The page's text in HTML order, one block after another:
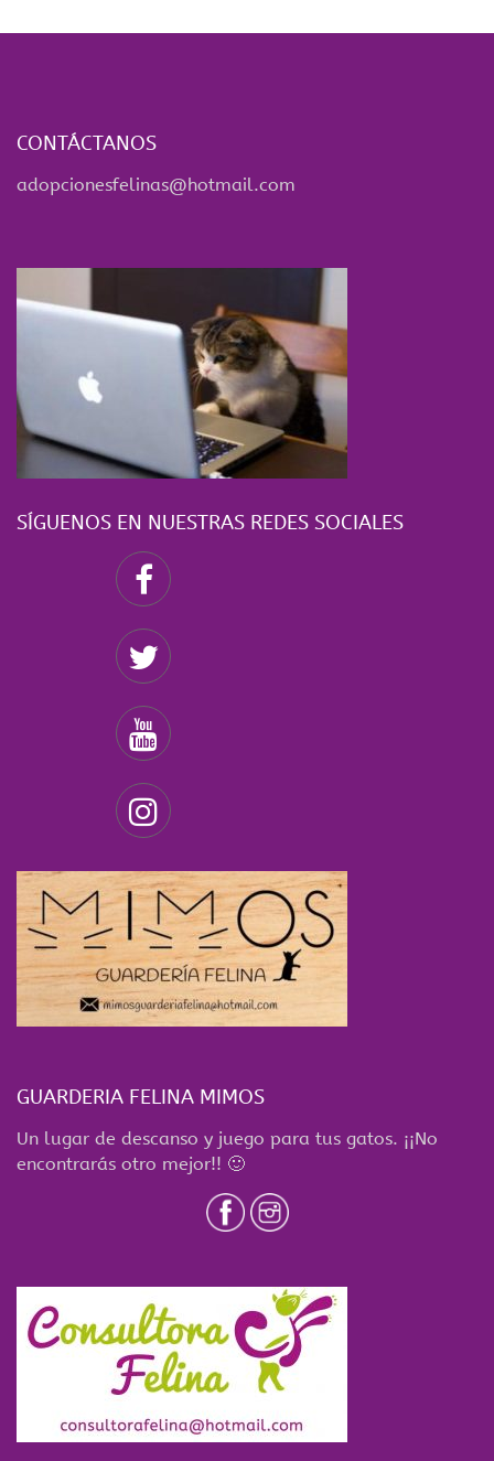
CONTÁCTANOS
adopcionesfelinas@hotmail.com
SÍGUENOS EN NUESTRAS REDES SOCIALES
GUARDERIA FELINA MIMOS
Un lugar de descanso y juego para tus gatos. ¡¡No
encontrarás otro mejor!! 🙂